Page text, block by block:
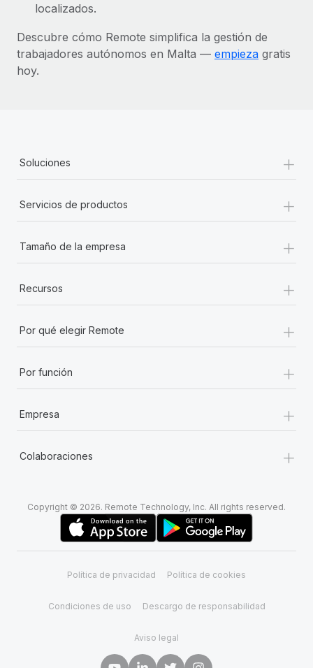
localizados.
Descubre cómo Remote simplifica la gestión de
trabajadores autónomos en Malta — empieza gratis
hoy.
Soluciones +
Servicios de productos +
Tamaño de la empresa +
Recursos +
Por qué elegir Remote +
Por función +
Empresa +
Colaboraciones +
Copyright © 2026. Remote Technology, Inc. All rights reserved.
Política de privacidad Política de cookies
Condiciones de uso Descargo de responsabilidad
Aviso legal